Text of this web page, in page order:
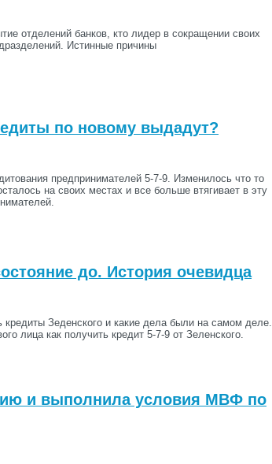
отделений банков, кто лидер в сокращении своих
Истинные причины
по новому выдадут?
предпринимателей 5-7-9. Изменилось что то
на своих местах и все больше втягивает в эту
до. История очевидца
кредиты Зеденского и какие дела были на самом деле.
лица как получить кредит 5-7-9 от Зеленского.
и выполнила условия МВФ по